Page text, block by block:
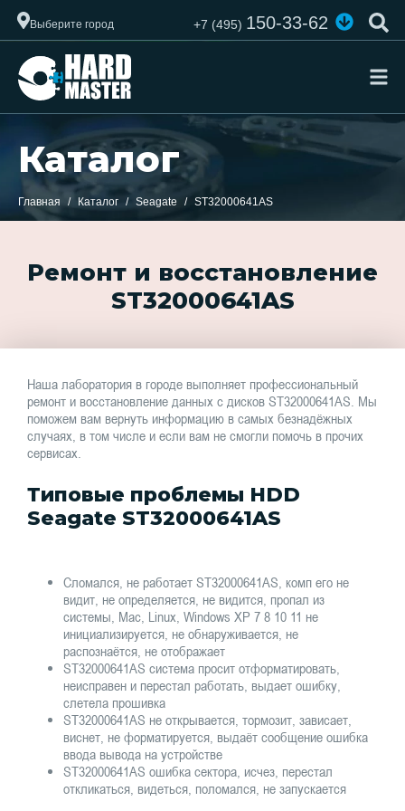
Выберите город +7 (495)150-33-62
Каталог
Главная Каталог Seagate ST32000641AS
Ремонт и восстановление
ST32000641AS
Наша лаборатория в городе выполняет профессиональный
ремонт и восстановление данных с дисков ST32000641AS. Мы
поможем вам вернуть информацию в самых безнадёжных
случаях, в том числе и если вам не смогли помочь в прочих
сервисах.
Типовые проблемы HDD
Seagate ST32000641AS
Сломался, не работает ST32000641AS, комп его не
видит, не определяется, не видится, пропал из
системы, Mac, Linux, Windows XP 7 8 10 11 не
инициализируется, не обнаруживается, не
распознаётся, не отображает
ST32000641AS система просит отформатировать,
неисправен и перестал работать, выдает ошибку,
слетела прошивка
ST32000641AS не открывается, тормозит, зависает,
виснет, не форматируется, выдаёт сообщение ошибка
ввода вывода на устройстве
ST32000641AS ошибка сектора, исчез, перестал
откликаться, видеться, поломался, не запускается